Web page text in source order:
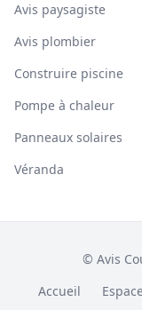
Avis paysagiste
Avis plombier
Construire piscine
Pompe à chaleur
Panneaux solaires
Véranda
© Avis
Accueil